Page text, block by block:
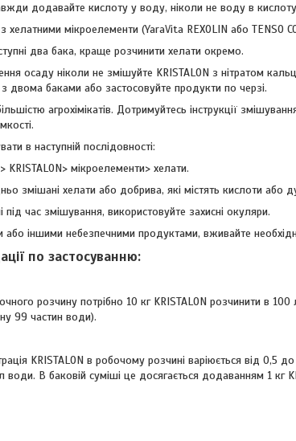
додавайте кислоту у воду, ніколи не воду в
хелатними мікроелементи (YaraVitа REXOLIN або TENSO
два бака, краще розчинити хелати окремо.
осаду ніколи не змішуйте KRISTALON з нітратом
двома баками або застосовуйте продукти по черзі.
агрохімікатів. Дотримуйтесь інструкції
в наступній послідовності:
KRISTALON> мікроелементи> хелати.
змішані хелати або добрива, які містять кислоти або
час змішування, використовуйте захисні окуляри.
або іншими небезпечними продуктами, вживайте
по застосуванню:
розчину потрібно 10 кг KRISTALON розчинити в
99 частин води).
KRISTALON в робочому розчині варіюється від 0,5
води. В баковій суміші це досягається додаванням 1 кг